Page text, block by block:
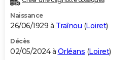
Naissance
26/06/1929 à Traînou (Loiret)
Décès
02/05/2024 à Orléans (Loiret)